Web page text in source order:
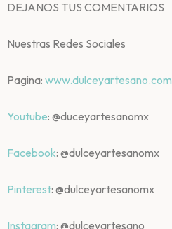
DEJANOS TUS COMENTARIOS
Nuestras Redes Sociales
Pagina: www.dulceyartesano.com
Youtube: @duceyartesanomx
Facebook: @dulceyartesanomx
Pinterest: @dulceyartesanomx
Instagram: @dulceyartesano